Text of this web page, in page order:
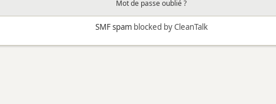
Mot de passe oublié ?
SMF spamblocked by CleanTalk